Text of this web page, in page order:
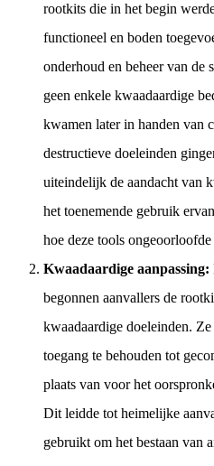
rootkits die in het begin
functioneel en boden
onderhoud en beheer van de
geen enkele kwaadaardige
kwamen later in handen van
destructieve doeleinden
uiteindelijk de aandacht van
het toenemende gebruik
hoe deze tools
Kwaadaardige aanpassing:
begonnen aanvallers de
kwaadaardige doeleinden.
toegang te behouden tot
plaats van voor het
Dit leidde tot heimelijke
gebruikt om het bestaan van